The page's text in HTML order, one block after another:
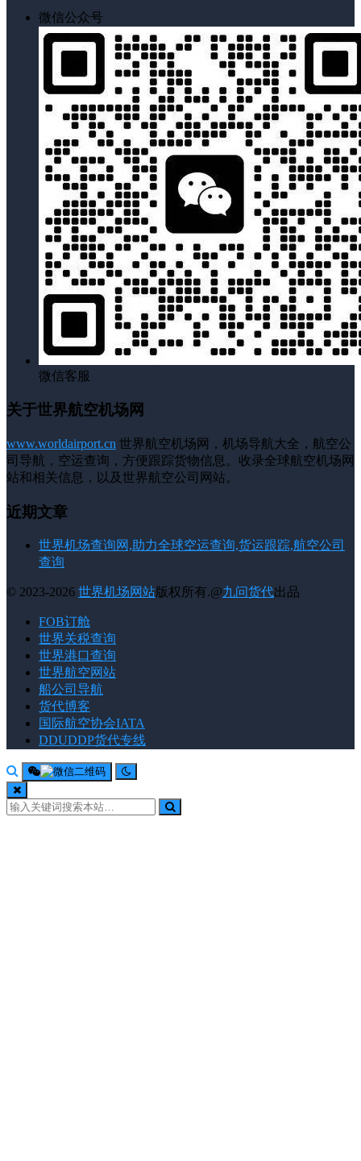
微信公众号
微信客服
关于世界航空机场网
www.worldairport.cn 世界航空机场网，机场导航大全，航空公
司导航，空运查询，方便跟踪货物信息。收录全球航空机场网
站和相关信息，以及世界航空公司网站。
近期文章
世界机场查询网,助力全球空运查询,货运跟踪,航空公司
查询
© 2023-2026 世界机场网站版权所有.@九问货代出品
FOB订舱
世界关税查询
世界港口查询
世界航空网站
船公司导航
货代博客
国际航空协会IATA
DDUDDP货代专线